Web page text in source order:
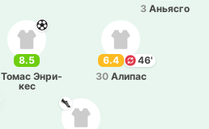
3 Анья­сго
8.5
Томас Энри­
кес
6.4
46'
30 Алипас